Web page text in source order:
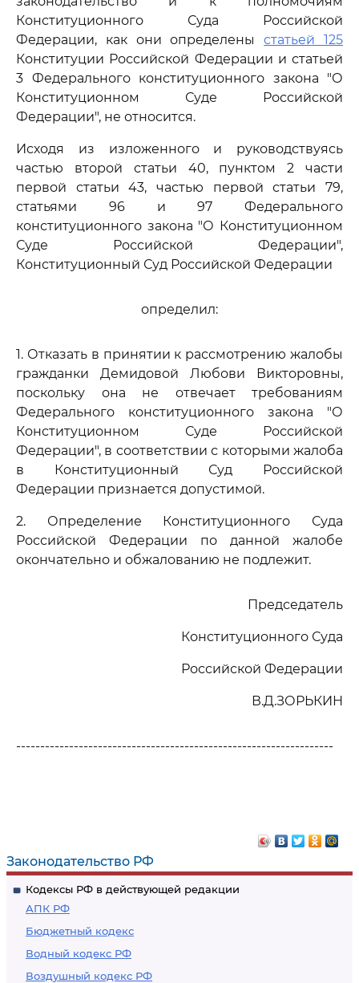
Законодательство РФ
Кодексы РФ в действующей редакции
АПК РФ
Бюджетный кодекс
Водный кодекс РФ
Воздушный кодекс РФ
Конституционного Суда Российской
Федерации, как они определеныстатьей 125
Конституции Российской Федерации и статьей
3 Федерального конституционного закона "О
Конституционном Суде Российской
Федерации", не относится.
Исходя из изложенного и руководствуясь
частью второй статьи 40, пунктом 2 части
первой статьи 43, частью первой статьи 79,
статьями 96 и 97 Федерального
конституционного закона "О Конституционном
Суде Российской Федерации",
Конституционный Суд Российской Федерации
определил:
1. Отказать в принятии к рассмотрению жалобы
гражданки Демидовой Любови Викторовны,
поскольку она не отвечает требованиям
Федерального конституционного закона "О
Конституционном Суде Российской
Федерации", в соответствии с которыми жалоба
в Конституционный Суд Российской
Федерации признается допустимой.
2. Определение Конституционного Суда
Российской Федерации по данной жалобе
окончательно и обжалованию не подлежит.
Председатель
Конституционного Суда
Российской Федерации
В.Д.ЗОРЬКИН
------------------------------------------------------------------